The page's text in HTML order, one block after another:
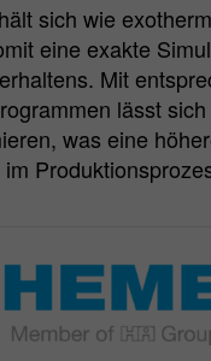
sich wie
eine exakte
Mit
lässt
was eine